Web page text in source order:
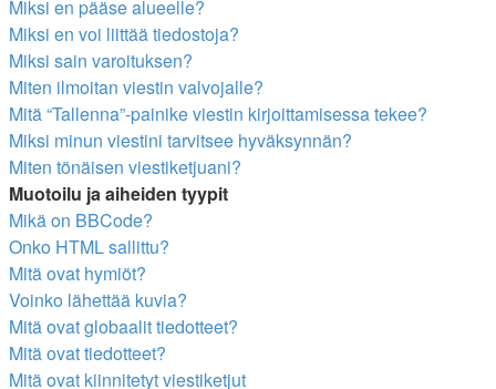
Miksi en pääse alueelle?
Miksi en voi liittää tiedostoja?
Miksi sain varoituksen?
Miten ilmoitan viestin valvojalle?
Mitä “Tallenna”-painike viestin kirjoittamisessa tekee?
Miksi minun viestini tarvitsee hyväksynnän?
Miten tönäisen viestiketjuani?
Muotoilu ja aiheiden tyypit
Mikä on BBCode?
Onko HTML sallittu?
Mitä ovat hymiöt?
Voinko lähettää kuvia?
Mitä ovat globaalit tiedotteet?
Mitä ovat tiedotteet?
Mitä ovat kiinnitetyt viestiketjut